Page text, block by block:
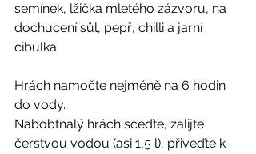
semínek, lžička mletého zázvoru, na
dochucení sůl, pepř, chilli a jarní
cibulka
Hrách namočte nejméně na 6 hodin
do vody.
Nabobtnalý hrách sceďte, zalijte
čerstvou vodou (asi 1,5 l), přiveďte k